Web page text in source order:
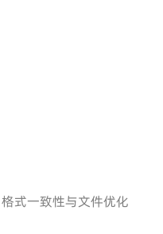
式一致性与文件优化